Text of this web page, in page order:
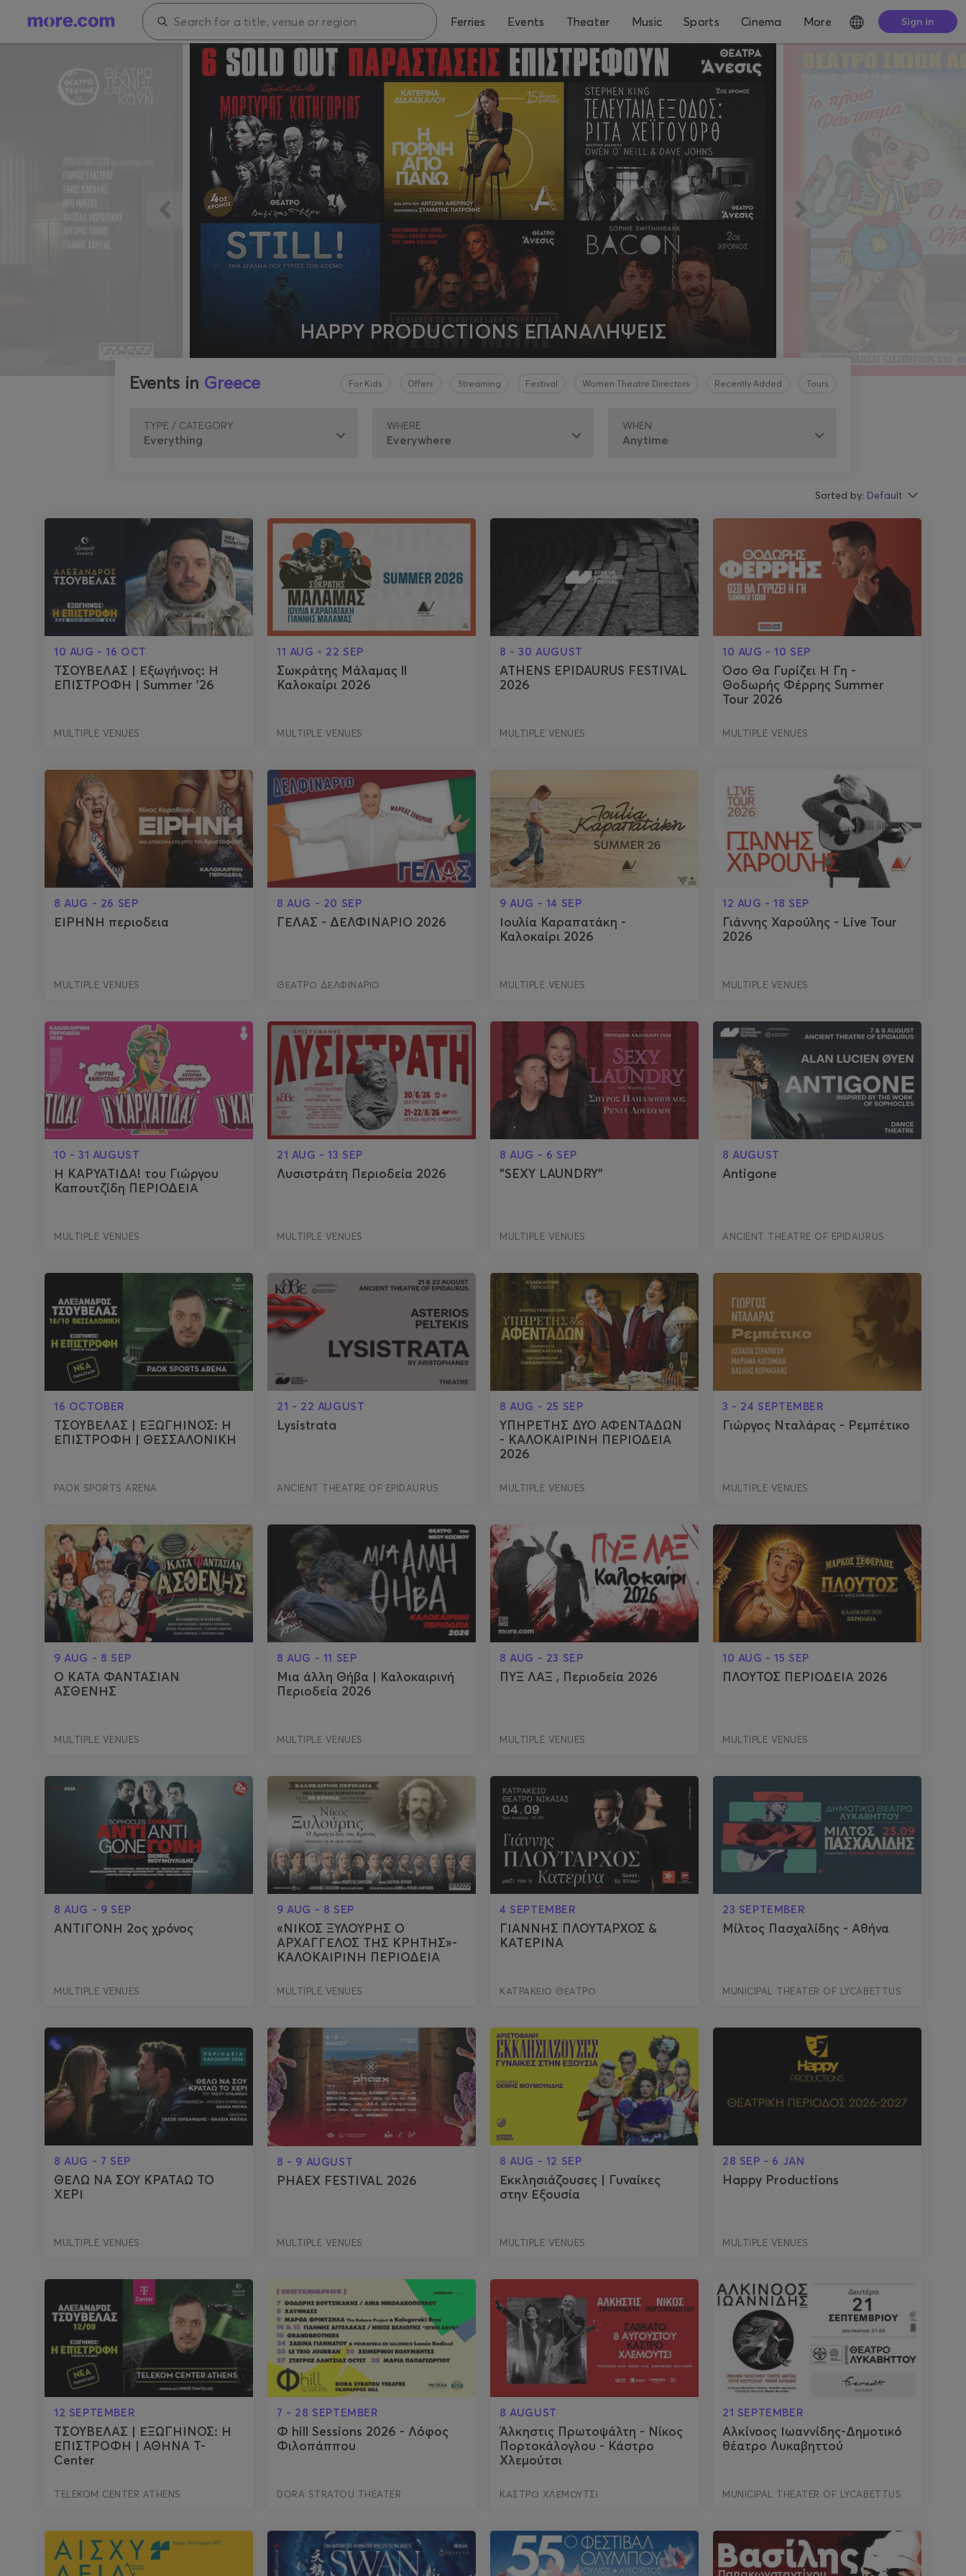
Ferries Events Theater Music Sports Cinema More Sign in
HAPPY PRODUCTIONS ΕΠΑΝΑΛΗΨΕΙΣ
Events in Greece For Kids Offers Streaming Festival Women Theatre Directors Recently Added Tours
TYPE / CATEGORY WHERE WHEN
Sorted by: Default
10 AUG - 16 OCT
ΤΣΟΥΒΕΛΑΣ | Εξωγήινος: Η
ΕΠΙΣΤΡΟΦΗ | Summer '26
MULTIPLE VENUES
11 AUG - 22 SEP
Σωκράτης Μάλαμας ll
Καλοκαίρι 2026
MULTIPLE VENUES
8 - 30 AUGUST
ATHENS EPIDAURUS FESTIVAL
2026
MULTIPLE VENUES
10 AUG - 10 SEP
Όσο Θα Γυρίζει Η Γη -
Θοδωρής Φέρρης Summer
Tour 2026
MULTIPLE VENUES
8 AUG - 26 SEP
ΕΙΡΗΝΗ περιοδεια
MULTIPLE VENUES
8 AUG - 20 SEP
ΓΕΛΑΣ - ΔΕΛΦΙΝΑΡΙΟ 2026
ΘΕΑΤΡΟ ΔΕΛΦΙΝΑΡΙΟ
9 AUG - 14 SEP
Ιουλία Καραπατάκη -
Καλοκαίρι 2026
MULTIPLE VENUES
12 AUG - 18 SEP
Γιάννης Χαρούλης - Live Tour
2026
MULTIPLE VENUES
10 - 31 AUGUST
Η ΚΑΡΥΑΤΙΔΑ! του Γιώργου
Καπουτζίδη ΠΕΡΙΟΔΕΙΑ
MULTIPLE VENUES
21 AUG - 13 SEP
Λυσιστράτη Περιοδεία 2026
MULTIPLE VENUES
8 AUG - 6 SEP
"SEXY LAUNDRY"
MULTIPLE VENUES
8 AUGUST
Antigone
ANCIENT THEATRE OF EPIDAURUS
16 OCTOBER
ΤΣΟΥΒΕΛΑΣ | ΕΞΩΓΗΙΝΟΣ: Η
ΕΠΙΣΤΡΟΦΗ | ΘΕΣΣΑΛΟΝΙΚΗ
PAOK SPORTS ARENA
21 - 22 AUGUST
Lysistrata
ANCIENT THEATRE OF EPIDAURUS
8 AUG - 25 SEP
ΥΠΗΡΕΤΗΣ ΔΥΟ ΑΦΕΝΤΑΔΩΝ
- ΚΑΛΟΚΑΙΡΙΝΗ ΠΕΡΙΟΔΕΙΑ
2026
MULTIPLE VENUES
3 - 24 SEPTEMBER
Γιώργος Νταλάρας - Ρεμπέτικο
MULTIPLE VENUES
9 AUG - 8 SEP
Ο ΚΑΤΑ ΦΑΝΤΑΣΙΑΝ
ΑΣΘΕΝΗΣ
MULTIPLE VENUES
8 AUG - 11 SEP
Μια άλλη Θήβα | Καλοκαιρινή
Περιοδεία 2026
MULTIPLE VENUES
8 AUG - 23 SEP
ΠΥΞ ΛΑΞ , Περιοδεία 2026
MULTIPLE VENUES
10 AUG - 15 SEP
ΠΛΟΥΤΟΣ ΠΕΡΙΟΔΕΙΑ 2026
MULTIPLE VENUES
8 AUG - 9 SEP
ΑΝΤΙΓΟΝΗ 2ος χρόνος
MULTIPLE VENUES
9 AUG - 8 SEP
«ΝΙΚΟΣ ΞΥΛΟΥΡΗΣ Ο
ΑΡΧΑΓΓΕΛΟΣ ΤΗΣ ΚΡΗΤΗΣ»-
ΚΑΛΟΚΑΙΡΙΝΗ ΠΕΡΙΟΔΕΙΑ
MULTIPLE VENUES
4 SEPTEMBER
ΓΙΑΝΝΗΣ ΠΛΟΥΤΑΡΧΟΣ &
ΚΑΤΕΡΙΝΑ
ΚΑΤΡΑΚΕΙΟ ΘΕΑΤΡΟ
23 SEPTEMBER
Μίλτος Πασχαλίδης - Αθήνα
MUNICIPAL THEATER OF LYCABETTUS
8 AUG - 7 SEP
ΘΕΛΩ ΝΑ ΣΟΥ ΚΡΑΤΑΩ ΤΟ
ΧΕΡΙ
MULTIPLE VENUES
8 - 9 AUGUST
PHAEX FESTIVAL 2026
MULTIPLE VENUES
8 AUG - 12 SEP
Εκκλησιάζουσες | Γυναίκες
στην Εξουσία
MULTIPLE VENUES
28 SEP - 6 JAN
Happy Productions
MULTIPLE VENUES
12 SEPTEMBER
ΤΣΟΥΒΕΛΑΣ | ΕΞΩΓΗΙΝΟΣ: Η
ΕΠΙΣΤΡΟΦΗ | ΑΘΗΝΑ T-
Center
TELEKOM CENTER ATHENS
7 - 28 SEPTEMBER
Φ hill Sessions 2026 - Λόφος
Φιλοπάππου
DORA STRATOU THEATER
8 AUGUST
Άλκηστις Πρωτοψάλτη - Νίκος
Πορτοκάλογλου - Κάστρο
Χλεμούτσι
ΚΑΣΤΡΟ ΧΛΕΜΟΥΤΣΙ
21 SEPTEMBER
Αλκίνοος Ιωαννίδης-Δημοτικό
θέατρο Λυκαβηττού
MUNICIPAL THEATER OF LYCABETTUS